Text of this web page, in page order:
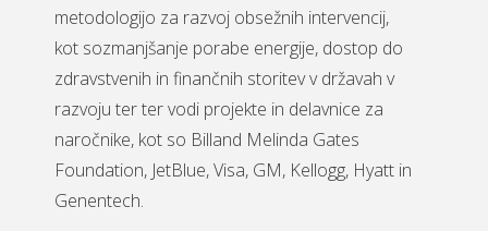
metodologijo za razvoj obsežnih intervencij,
kot sozmanjšanje porabe energije, dostop do
zdravstvenih in finančnih storitev v državah v
razvoju ter ter vodi projekte in delavnice za
naročnike, kot so Billand Melinda Gates
Foundation, JetBlue, Visa, GM, Kellogg, Hyatt in
Genentech.